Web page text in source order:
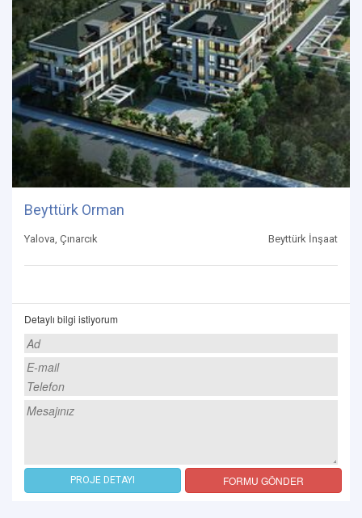
Beyttürk Orman
Yalova, Çınarcık Beyttürk İnşaat
Detaylı bilgi istiyorum
PROJE DETAYI FORMU GÖNDER